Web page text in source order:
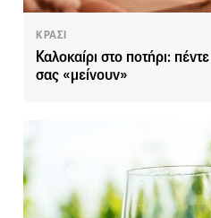
ΚΡΑΣΙ
Καλοκαίρι στο ποτήρι:
σας «μείνουν»